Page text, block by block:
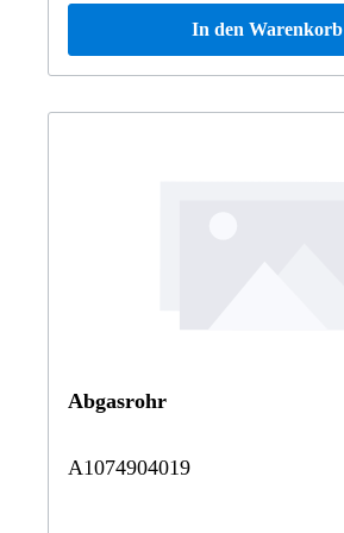
folgenden Modellen 208365 CLK 320 V6208465 CLK
Originalteile.
In den Warenkorb
Abgasrohr
A1074904019